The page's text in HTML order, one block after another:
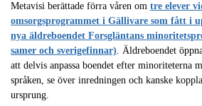
Metavisi berättade förra våren om tre elever
omsorgsprogrammet i Gällivare som fått i
nya äldreboendet Forsgläntans
samer och sverigefinnar). Äldreboendet
att delvis anpassa boendet efter minoriteterna
språken, se över inredningen och kanske
ursprung.